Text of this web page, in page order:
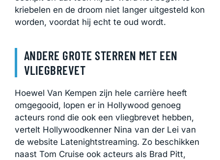
kriebelen en de droom niet langer uitgesteld kon
worden, voordat hij echt te oud wordt.
ANDERE GROTE STERREN MET EEN
VLIEGBREVET
Hoewel Van Kempen zijn hele carrière heeft
omgegooid, lopen er in Hollywood genoeg
acteurs rond die ook een vliegbrevet hebben,
vertelt Hollywoodkenner Nina van der Lei van
de website Latenightstreaming. Zo beschikken
naast Tom Cruise ook acteurs als Brad Pitt,